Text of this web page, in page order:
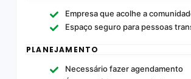
Empresa que acolhe a
Espaço seguro para pessoas
PLANEJAMENTO
Necessário fazer agendamento